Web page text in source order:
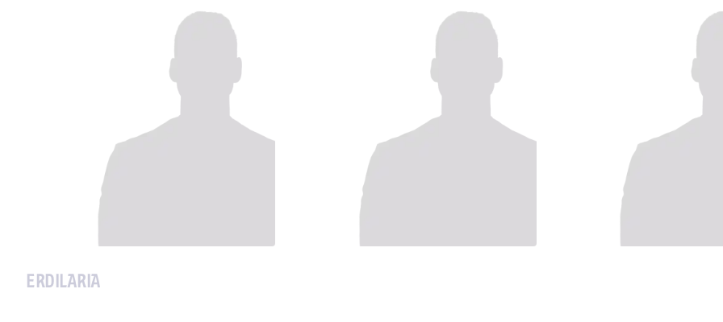
ERDILARIA